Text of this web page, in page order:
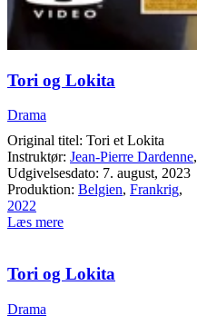
Tori og Lokita
Drama
Original titel: Tori et Lokita
Instruktør: Jean-Pierre Dardenne,
Udgivelsesdato: 7. august, 2023
Produktion: Belgien, Frankrig,
2022
Læs mere
Tori og Lokita
Drama